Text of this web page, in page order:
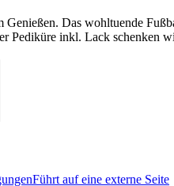
Genießen. Das wohltuende
Pediküre inkl. Lack schenken
Führt auf eine externe Seite